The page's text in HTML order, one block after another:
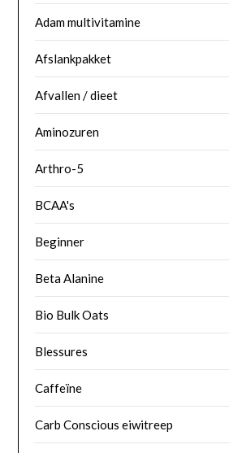
Adam multivitamine
Afslankpakket
Afvallen / dieet
Aminozuren
Arthro-5
BCAA's
Beginner
Beta Alanine
Bio Bulk Oats
Blessures
Caffeïne
Carb Conscious eiwitreep